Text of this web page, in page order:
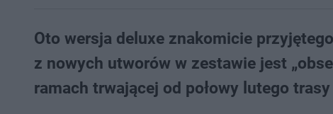
Oto wersja deluxe znakomicie
z nowych utworów w zestawie jest
ramach trwającej od połowy lutego trasy